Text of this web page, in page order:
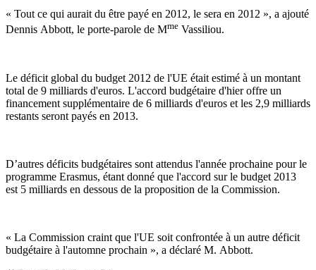
« Tout ce qui aurait du être payé en 2012, le sera en 2012 », a ajouté
Dennis Abbott, le porte-parole de Mme Vassiliou.
Le déficit global du budget 2012 de l'UE était estimé à un montant
total de 9 milliards d'euros. L'accord budgétaire d'hier offre un
financement supplémentaire de 6 milliards d'euros et les 2,9 milliards
restants seront payés en 2013.
D’autres déficits budgétaires sont attendus l'année prochaine pour le
programme Erasmus, étant donné que l'accord sur le budget 2013
est 5 milliards en dessous de la proposition de la Commission.
« La Commission craint que l'UE soit confrontée à un autre déficit
budgétaire à l'automne prochain », a déclaré M. Abbott.